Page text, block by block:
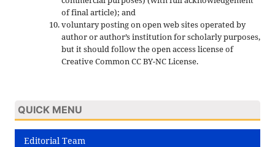
of final article); and
voluntary posting on open web sites operated by
author or author’s institution for scholarly purposes,
but it should follow the open access license of
Creative Common CC BY-NC License.
QUICK MENU
Editorial Team